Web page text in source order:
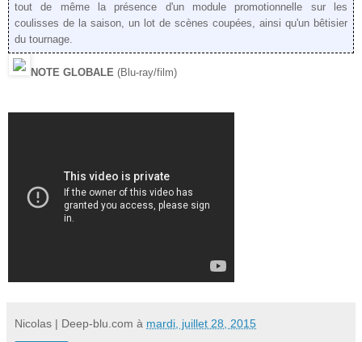
tout de même la présence d'un module promotionnelle sur les
coulisses de la saison, un lot de scènes coupées, ainsi qu'un bêtisier
du tournage.
NOTE GLOBALE (Blu-ray/film)
Nicolas | Deep-blu.com à mardi, juillet 28, 2015